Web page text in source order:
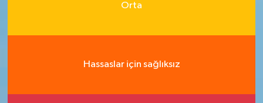
Orta
Hassaslar için sağlıksız